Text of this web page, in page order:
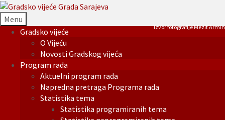
Menu
Gradsko vijeće
O Vijeću
Novosti Gradskog vijeća
Program rada
Aktuelni program rada
Napredna pretraga Programa rada
Statistika tema
Statistika programiranih tema
Izvor fotografije Mezit Armin